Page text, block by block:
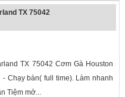
TX 75042
TX 75042 Cơm Gà Houston
Chạy bàn( full time). Làm nhanh
Tiệm mở...